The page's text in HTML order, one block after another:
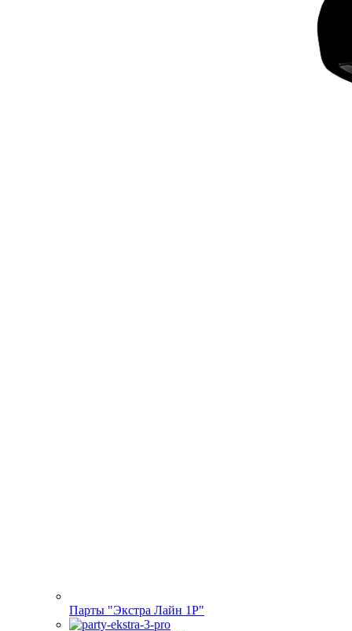
Парты "Экстра Лайн 1Р"